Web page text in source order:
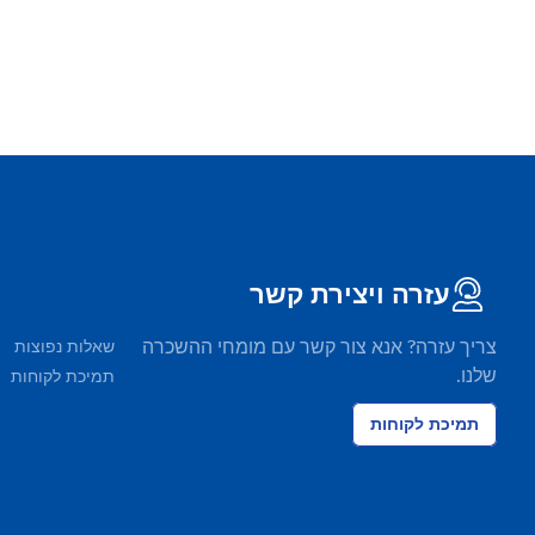
עזרה ויצירת קשר
צריך עזרה? אנא צור קשר עם מומחי ההשכרה
שלנו.
תמיכת לקוחות
שאלות נפוצות
תמיכת לקוחות